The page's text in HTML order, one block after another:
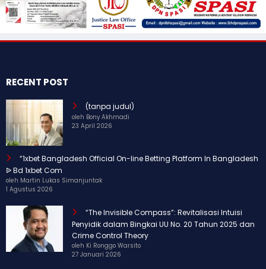
RECENT POST
(tanpa judul)
oleh Bony Akhmadi
23 April 2026
“1xbet Bangladesh Official On-line Betting Platform In Bangladesh
ᐉ Bd 1xbet Com
oleh Martin Lukas Simanjuntak
1 Agustus 2026
“The Invisible Compass”: Revitalisasi Intuisi
Penyidik dalam Bingkai UU No. 20 Tahun 2025 dan
Crime Control Theory
oleh Ki Ronggo Warsito
27 Januari 2026